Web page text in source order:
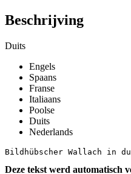
Beschrijving
Duits
Engels
Spaans
Franse
Italiaans
Poolse
Duits
Nederlands
Bildhübscher Wallach in
Deze tekst werd automatisch